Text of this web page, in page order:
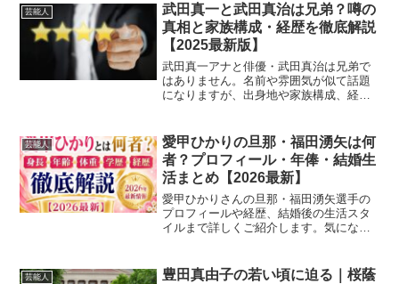
芸能人
武田真一と武田真治は兄弟？噂の
真相と家族構成・経歴を徹底解説
【2025最新版】
武田真一アナと俳優・武田真治は兄弟で
はありません。名前や雰囲気が似て話題
になりますが、出身地や家族構成、経歴
芸能人
愛甲ひかりの旦那・福田湧矢は何
者？プロフィール・年俸・結婚生
活まとめ【2026最新】
愛甲ひかりさんの旦那・福田湧矢選手の
プロフィールや経歴、結婚後の生活スタ
イルまで詳しくご紹介します。気になる
芸能人
豊田真由子の若い頃に迫る｜桜蔭